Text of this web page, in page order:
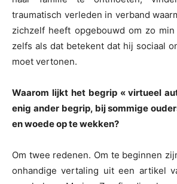
traumatisch verleden in verband
zichzelf heeft opgebouwd om zo
zelfs als dat betekent dat hij sociaal
moet vertonen.
Waarom lijkt het begrip « virtueel
enig ander begrip, bij sommige
en woede op te wekken?
Om twee redenen. Om te beginnen
onhandige vertaling uit een artikel